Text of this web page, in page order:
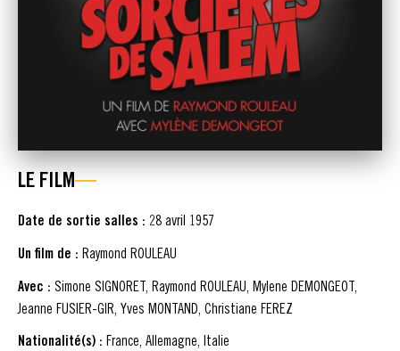
LE FILM
Date de sortie salles : 28 avril 1957
Un film de : Raymond ROULEAU
Avec : Simone SIGNORET, Raymond ROULEAU, Mylene DEMONGEOT,
Jeanne FUSIER-GIR, Yves MONTAND, Christiane FEREZ
Nationalité(s) : France, Allemagne, Italie